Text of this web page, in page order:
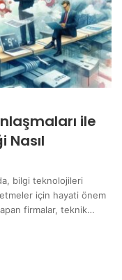
ile
Nasıl
bilgi teknolojileri
için hayati önem
firmalar, teknik…